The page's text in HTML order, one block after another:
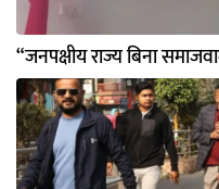
“जनपक्षीय राज्य बिना